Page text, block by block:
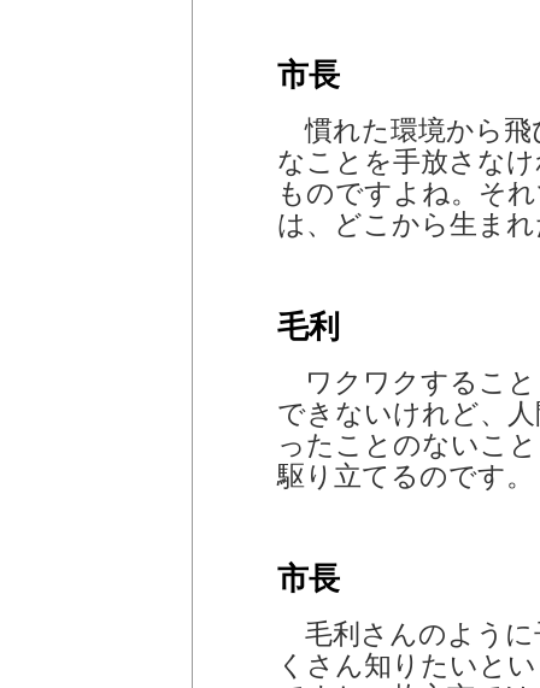
市長
慣れた環境から飛
なことを手放さな
ものですよね。そ
は、どこから生ま
毛利
ワクワクすること
できないけれど、
ったことのないこ
駆り立てるのです。
市長
毛利さんのように
くさん知りたいと